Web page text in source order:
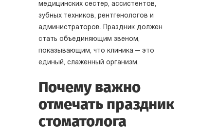
медицинских сестер, ассистентов,
зубных техников, рентгенологов и
администраторов. Праздник должен
стать объединяющим звеном,
показывающим, что клиника — это
единый, слаженный организм.
Почему важно
отмечать праздник
стоматолога